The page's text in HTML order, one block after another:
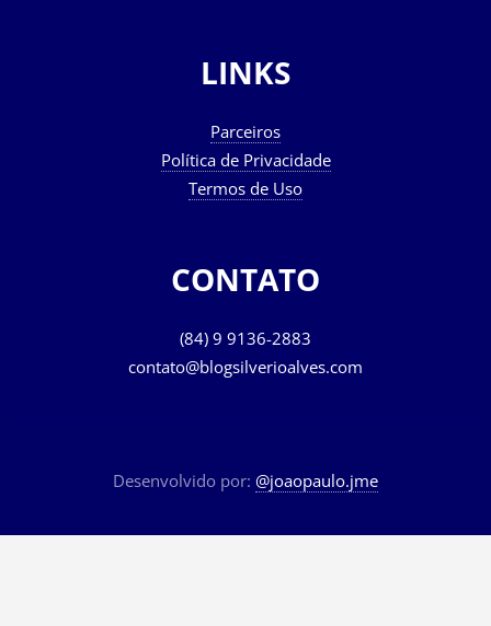
LINKS
Parceiros
Política de Privacidade
Termos de Uso
CONTATO
(84) 9 9136-2883
contato@blogsilverioalves.com
Desenvolvido por: @joaopaulo.jme